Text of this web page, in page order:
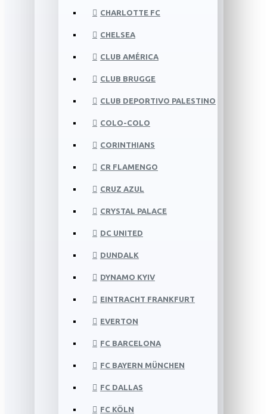
CHARLOTTE FC
CHELSEA
CLUB AMÉRICA
CLUB BRUGGE
CLUB DEPORTIVO PALESTINO
COLO-COLO
CORINTHIANS
CR FLAMENGO
CRUZ AZUL
CRYSTAL PALACE
DC UNITED
DUNDALK
DYNAMO KYIV
EINTRACHT FRANKFURT
EVERTON
FC BARCELONA
FC BAYERN MÜNCHEN
FC DALLAS
FC KÖLN